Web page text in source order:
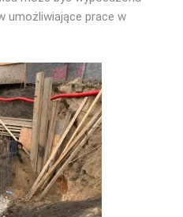
umożliwiające prace w